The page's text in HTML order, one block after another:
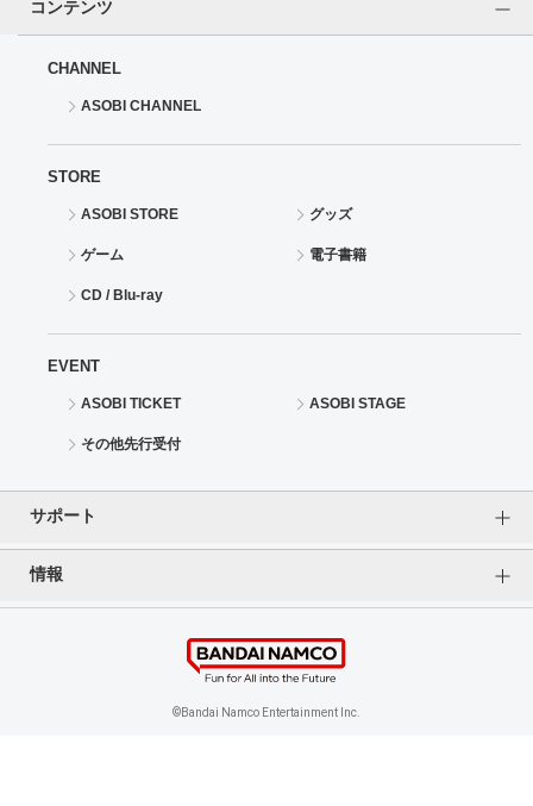
コンテンツ
CHANNEL
ASOBI CHANNEL
STORE
ASOBI STORE グッズ
ゲーム 電子書籍
CD / Blu-ray
EVENT
ASOBI TICKET ASOBI STAGE
その他先行受付
サポート
情報
個人情報保護方針
特定商取引法に基づく表記 企業情報
©Bandai Namco Entertainment Inc.